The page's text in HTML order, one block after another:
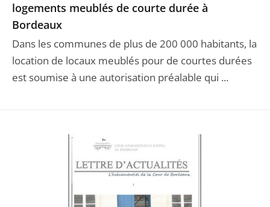
logements meublés de courte durée à
Bordeaux
Dans les communes de plus de 200 000 habitants, la
location de locaux meublés pour de courtes durées
est soumise à une autorisation préalable qui ...